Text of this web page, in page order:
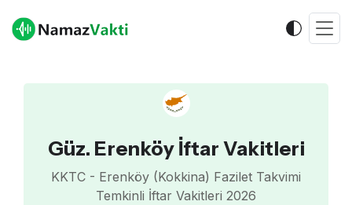
Güz. Erenköy İftar Vakitleri
KKTC - Erenköy (Kokkina) Fazilet Takvimi
Temkinli İftar Vakitleri 2026